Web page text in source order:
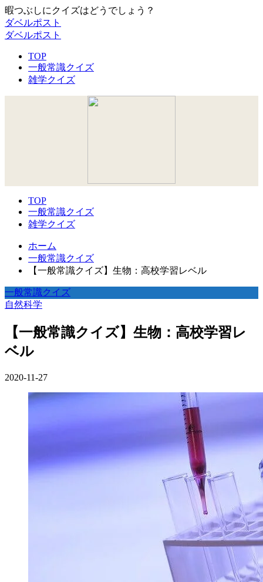
暇つぶしにクイズはどうでしょう？
ダベルポスト
ダベルポスト
TOP
一般常識クイズ
雑学クイズ
TOP
一般常識クイズ
雑学クイズ
ホーム
一般常識クイズ
【一般常識クイズ】生物：高校学習レベル
一般常識クイズ
自然科学
【一般常識クイズ】生物：高校学習レ
ベル
2020-11-27